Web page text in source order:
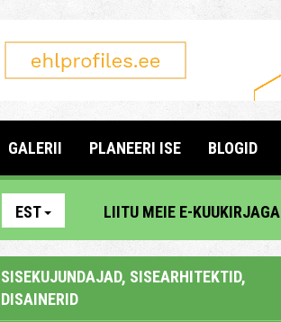
GALERII PLANEERI ISE BLOGID
EST LIITU MEIE E-KUUKIRJAGA
SISEKUJUNDAJAD, SISEARHITEKTID,
DISAINERID